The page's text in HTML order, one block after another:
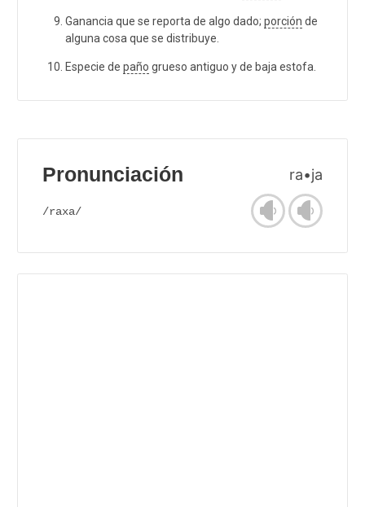
Ganancia que se reporta de algo dado; porción de
alguna cosa que se distribuye.
Especie de paño grueso antiguo y de baja estofa.
Pronunciación ra•ja
/raxa/